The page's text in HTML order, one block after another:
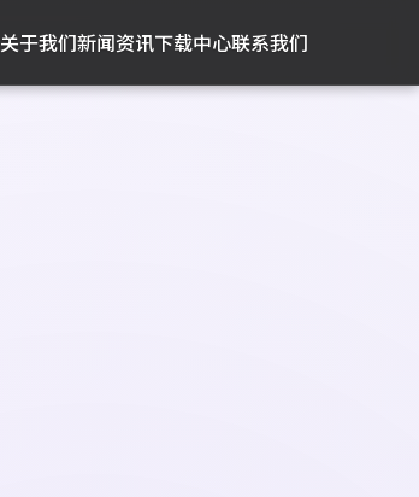
关于我们新闻资讯下载中心联系我们